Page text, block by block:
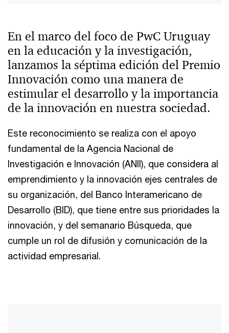
En el marco del foco de PwC Uruguay
en la educación y la investigación,
lanzamos la séptima edición del Premio
Innovación como una manera de
estimular el desarrollo y la importancia
de la innovación en nuestra sociedad.
Este reconocimiento se realiza con el apoyo
fundamental de la Agencia Nacional de
Investigación e Innovación (ANII), que considera al
emprendimiento y la innovación ejes centrales de
su organización, del Banco Interamericano de
Desarrollo (BID), que tiene entre sus prioridades la
innovación, y del semanario Búsqueda, que
cumple un rol de difusión y comunicación de la
actividad empresarial.